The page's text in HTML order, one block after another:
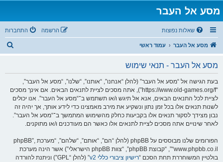
מסע אל העבר
שאלות נפוצות התחברות הרשמה
מסע אל העבר עמוד ראשי
מסע אל העבר - תנאי שימוש
בעת הגישה אל “מסע אל העבר” (להלן “אנחנו”, “אותנו”, “שלנו”, “מסע אל העבר”,
“https://www.old-games.org/f”), אתה מסכים לציית לתנאים הבאים. אם אינך מסכים
לציית לכל התנאים הבאים, אנא אל תיגש ו/או תשתמש ב־“מסע אל העבר”. אנו יכולים
לשנות תנאים אלו בכל זמן נתון ונשקיע את מירב מאמצינו כדי לידע אותך, אך יהיה זה
נבון מצידך לסקור תנאים אלו בקביעות כחלק מהשימוש המתמשך ב־“מסע אל העבר”.
לאחר שינויים אתה מסכים לציית לתנאים אלו כאשר הם מעודכנים ו/או מתוקנים.
הפורומים שלנו מבוססים על phpBB (להלן “הם”, “אותם”, “שלהם”, “מערכת phpBB”,
“www.phpbb.co.il”, “קבוצת phpBB”, “צוות phpBB הישראלי”) אשר הינה מערכת
בולטיין המשוחררת תחת הסכם “רישיון ציבורי כללי v2
” (להלן “GPL”) וניתנת להורדה